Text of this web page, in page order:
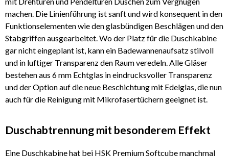
machen. Die Linienführung ist sanft und wird konsequent in den
Funktionselementen wie den glasbündigen Beschlägen und den
Stabgriffen ausgearbeitet. Wo der Platz für die Duschkabine
gar nicht eingeplant ist, kann ein Badewannenaufsatz stilvoll
und in luftiger Transparenz den Raum veredeln. Alle Gläser
bestehen aus 6 mm Echtglas in eindrucksvoller Transparenz
und der Option auf die neue Beschichtung mit Edelglas, die nun
auch für die Reinigung mit Mikrofasertüchern geeignet ist.
Duschabtrennung mit besonderem Effekt
Eine Duschkabine hat bei HSK Premium Softcube manchmal